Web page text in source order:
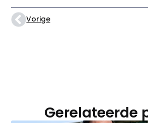
Vorige
Gerelateerde